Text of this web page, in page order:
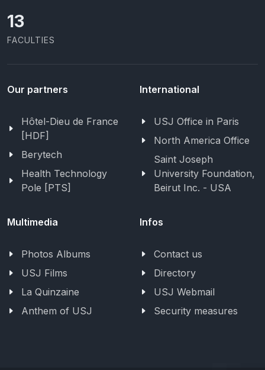
13
FACULTIES
Our partners
Hôtel-Dieu de France
[HDF]
Berytech
Health Technology
Pole [PTS]
International
USJ Office in Paris
North America Office
Saint Joseph
University Foundation,
Beirut Inc. - USA
Multimedia
Photos Albums
USJ Films
La Quinzaine
Anthem of USJ
Infos
Contact us
Directory
USJ Webmail
Security measures